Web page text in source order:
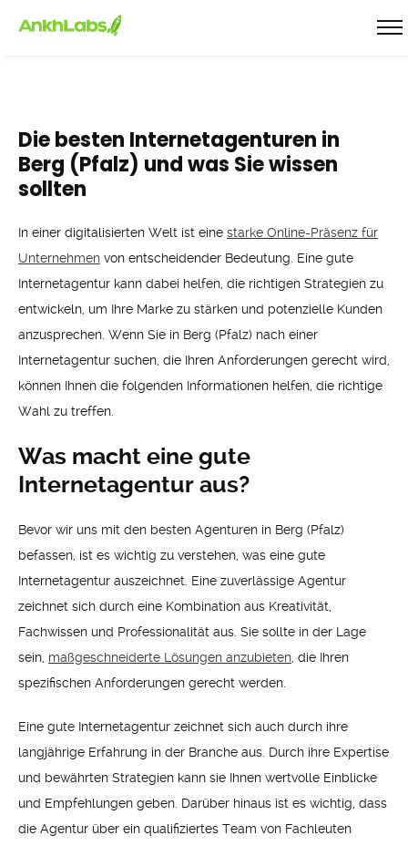
Die besten Internetagenturen in
Berg (Pfalz) und was Sie wissen
sollten
In einer digitalisierten Welt ist eine starke Online-Präsenz für
Unternehmen von entscheidender Bedeutung. Eine gute
Internetagentur kann dabei helfen, die richtigen Strategien zu
entwickeln, um Ihre Marke zu stärken und potenzielle Kunden
anzusprechen. Wenn Sie in Berg (Pfalz) nach einer
Internetagentur suchen, die Ihren Anforderungen gerecht wird,
können Ihnen die folgenden Informationen helfen, die richtige
Wahl zu treffen.
Was macht eine gute
Internetagentur aus?
Bevor wir uns mit den besten Agenturen in Berg (Pfalz)
befassen, ist es wichtig zu verstehen, was eine gute
Internetagentur auszeichnet. Eine zuverlässige Agentur
zeichnet sich durch eine Kombination aus Kreativität,
Fachwissen und Professionalität aus. Sie sollte in der Lage
sein, maßgeschneiderte Lösungen anzubieten , die Ihren
spezifischen Anforderungen gerecht werden.
Eine gute Internetagentur zeichnet sich auch durch ihre
langjährige Erfahrung in der Branche aus. Durch ihre Expertise
und bewährten Strategien kann sie Ihnen wertvolle Einblicke
und Empfehlungen geben. Darüber hinaus ist es wichtig, dass
die Agentur über ein qualifiziertes Team von Fachleuten